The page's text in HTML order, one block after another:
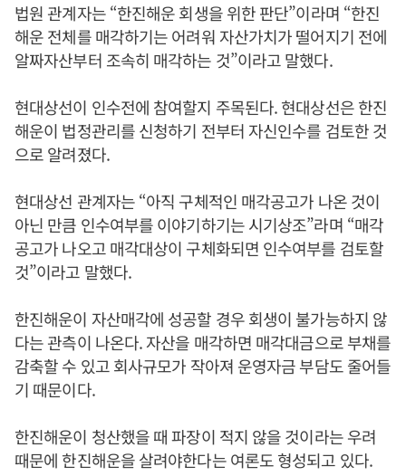
법원 관계자는 “한진해운 회생을 위한 판단”이라며 “한진
해운 전체를 매각하기는 어려워 자산가치가 떨어지기 전에
알짜자산부터 조속히 매각하는 것”이라고 말했다.
현대상선이 인수전에 참여할지 주목된다. 현대상선은 한진
해운이 법정관리를 신청하기 전부터 자신인수를 검토한 것
으로 알려졌다.
현대상선 관계자는 “아직 구체적인 매각공고가 나온 것이
아닌 만큼 인수여부를 이야기하기는 시기상조”라며 “매각
공고가 나오고 매각대상이 구체화되면 인수여부를 검토할
것”이라고 말했다.
한진해운이 자산매각에 성공할 경우 회생이 불가능하지 않
다는 관측이 나온다. 자산을 매각하면 매각대금으로 부채를
감축할 수 있고 회사규모가 작아져 운영자금 부담도 줄어들
기 때문이다.
한진해운이 청산했을 때 파장이 적지 않을 것이라는 우려
때문에 한진해운을 살려야한다는 여론도 형성되고 있다.